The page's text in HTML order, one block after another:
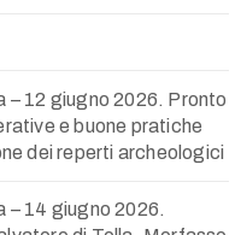
– 12 giugno 2026. Pronto
e buone pratiche
dei reperti archeologici
– 14 giugno 2026.